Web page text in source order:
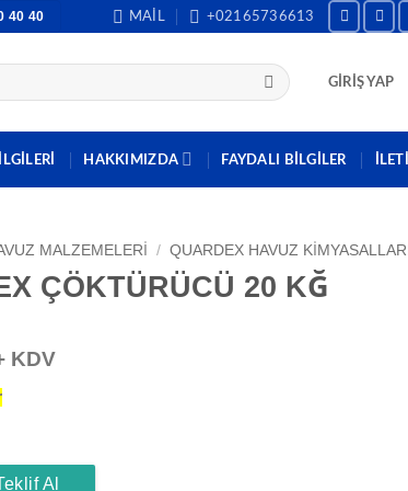
40 40 MAIL +02165736613
GIRIŞ YAP
HAKKIMIZDA FAYDALI BILGILER
MALZEMELERI / QUARDEX HAVUZ KIMYASALLARI
ÇÖKTÜRÜCÜ 20 KĞ
KDV
Al